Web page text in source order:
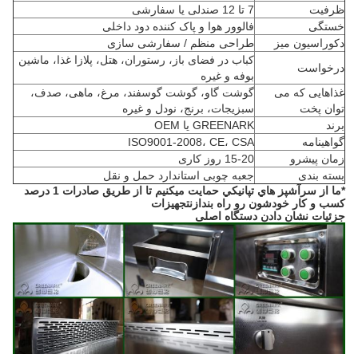
ظرفیت
7 تا 12 صندلی یا سفارشی
خستگی
فالوور هوا و پاک کننده دود داخلی
دکوراسیون میز
طراحی منظم / سفارشی سازی
درخواست
کباب در فضای باز، رستوران، هتل، پلازا غذا، ماشین
بوفه و غیره
غذاهایی که می
توان پخت
گوشت گاو، گوشت گوسفند، مرغ، ماهی، صدف،
سبزیجات، برنج، نودل و غیره
برند
GREENARK یا OEM
گواهینامه
ISO9001-2008، CE، CSA
زمان پیشرو
15-20 روز کاری
بسته بندی
جعبه چوبی استاندارد حمل و نقل
*ما از سرآشپز هاي تپانيکي حمايت ميکنيم تا از طريق صادرات 1 درصد
کسب و کار خودشون رو راه بندازنتجهیزات
جزئیات نشان دادن دستگاه اصلی